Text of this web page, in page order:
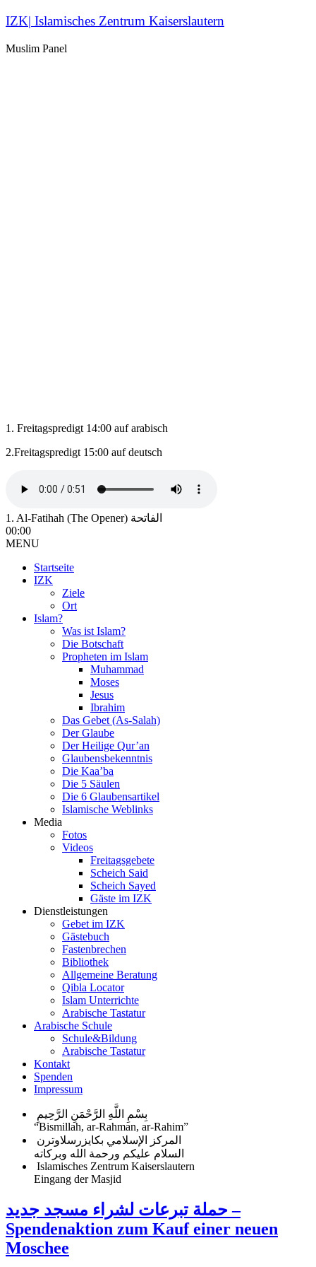
IZK| Islamisches Zentrum Kaiserslautern
Muslim Panel
1. Freitagspredigt 14:00 auf arabisch
2.Freitagspredigt 15:00 auf deutsch
1. Al-Fatihah (The Opener) الفاتحة
00:00
MENU
Startseite
IZK
Ziele
Ort
Islam?
Was ist Islam?
Die Botschaft
Propheten im Islam
Muhammad
Moses
Jesus
Ibrahim
Das Gebet (As-Salah)
Der Glaube
Der Heilige Qur’an
Glaubensbekenntnis
Die Kaa’ba
Die 5 Säulen
Die 6 Glaubensartikel
Islamische Weblinks
Media
Fotos
Videos
Freitagsgebete
Scheich Said
Scheich Sayed
Gäste im IZK
Dienstleistungen
Gebet im IZK
Gästebuch
Fastenbrechen
Bibliothek
Allgemeine Beratung
Qibla Locator
Islam Unterrichte
Arabische Tastatur
Arabische Schule
Schule&Bildung
Arabische Tastatur
Kontakt
Spenden
Impressum
بِسْمِ اللَّهِ الرَّحْمَنِ الرَّحِيمِ
“Bismillah, ar-Rahman, ar-Rahim”
المركز الإسلامي بكايزرسلاوترن
السلام عليكم ورحمة الله وبركاته
Islamisches Zentrum Kaiserslautern
Eingang der Masjid
حملة تبرعات لشراء مسجد جديد –
Spendenaktion zum Kauf einer neuen
Moschee